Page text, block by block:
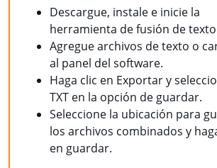
Descargue, instale e inicie la
herramienta de fusión de texto
Agregue archivos de texto o
al panel del software.
Haga clic en Exportar y
TXT en la opción de guardar.
Seleccione la ubicación para
los archivos combinados y
en guardar.